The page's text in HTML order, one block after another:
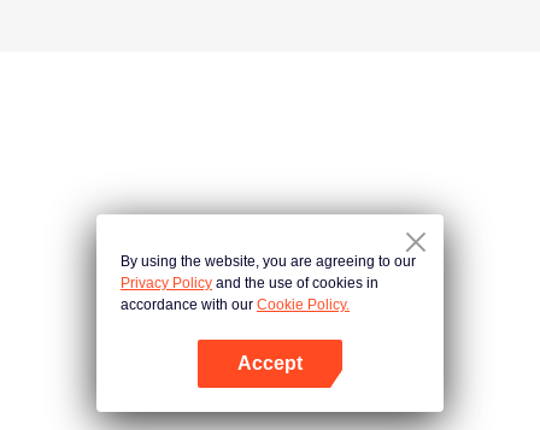
By using the website, you are agreeing to our
Privacy Policy and the use of cookies in
accordance with our Cookie Policy.
Accept